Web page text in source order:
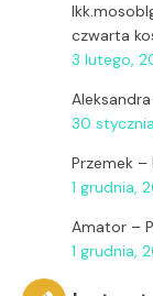
czwarta
3 lutego,
Aleksandra
30
Przemek –
1 grudnia,
Amator –
1 grudnia,